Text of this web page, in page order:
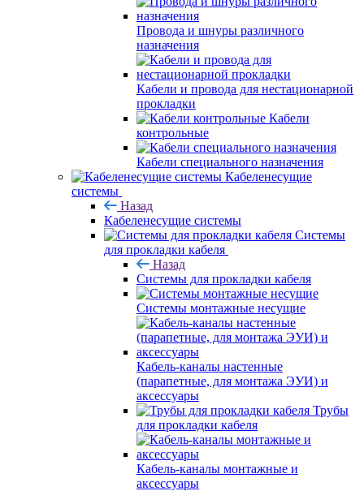
Провода и шнуры различного
назначения
Кабели и провода для нестационарной
прокладки
Кабели
контрольные
Кабели специального назначения
Кабеленесущие
системы
Назад
Кабеленесущие системы
Системы
для прокладки кабеля
Назад
Системы для прокладки кабеля
Системы монтажные несущие
Кабель-каналы настенные
(парапетные, для монтажа ЭУИ) и
аксессуары
Трубы
для прокладки кабеля
Кабель-каналы монтажные и
аксессуары